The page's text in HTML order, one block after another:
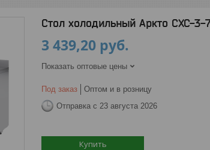
Стол холодильный Аркто СХС-3-
3 439,20 руб.
Показать оптовые цены
Под заказ
Оптом и в розницу
Отправка с 23 августа 2026
Купить